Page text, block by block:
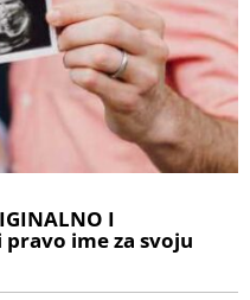
I
pravo ime za svoju